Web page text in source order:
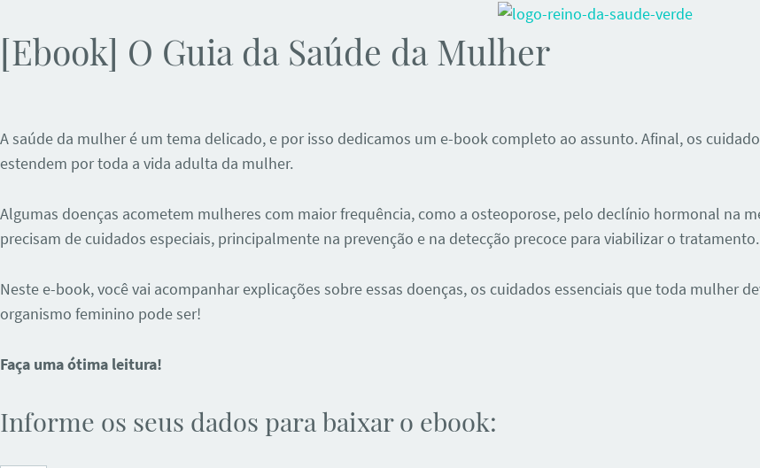
[Ebook] O Guia da Saúde da Mulher
A saúde da mulher é um tema delicado, e por isso dedicamos um e-book completo ao assunto. Afinal, os
estendem por toda a vida adulta da mulher.
Algumas doenças acometem mulheres com maior frequência, como a osteoporose, pelo declínio hormonal na
precisam de cuidados especiais, principalmente na prevenção e na detecção precoce para viabilizar o tratamento.
Neste e-book, você vai acompanhar explicações sobre essas doenças, os cuidados essenciais que toda mulher
organismo feminino pode ser!
Faça uma ótima leitura!
Informe os seus dados para baixar o ebook: